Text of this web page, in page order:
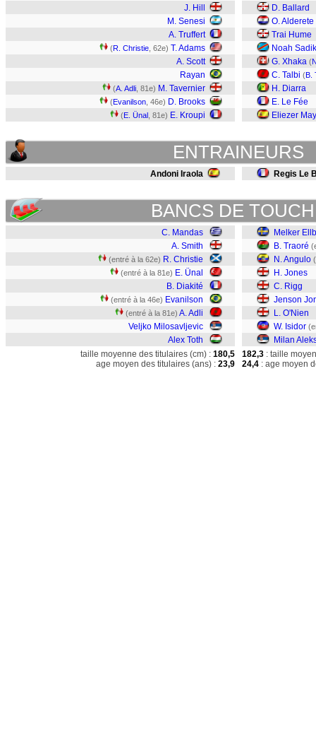
J. Hill
M. Senesi
A. Truffert
(R. Christie , 62e) T. Adams
A. Scott
Rayan
(A. Adli , 81e) M. Tavernier
(Evanilson , 46e) D. Brooks
(E. Ünal , 81e) E. Kroupi
D. Ballard
O. Alderete
Trai Hume
Noah
G. Xhaka (
C. Talbi (B.
H. Diarra
E. Le Fée
Eliezer
ENTRAINEURS
Andoni Iraola Regis Le
BANCS DE
C. Mandas
A. Smith
(entré à la 62e) R. Christie
(entré à la 81e) E. Ünal
B. Diakité
(entré à la 46e) Evanilson
(entré à la 81e) A. Adli
Veljko Milosavljevic
Alex Toth
Melker
B. Traoré
N. Angulo
H. Jones
C. Rigg
Jenson
L. O'Nien
W. Isidor
Milan
taille moyenne des titulaires (cm) : 180,5
age moyen des titulaires (ans) : 23,9
182,3 : taille
24,4 : age moyen